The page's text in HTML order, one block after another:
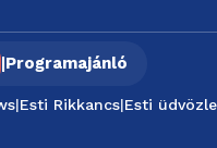
|Programajánló
|Esti Rikkancs|Esti